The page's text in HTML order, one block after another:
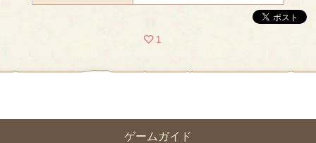
ゲームガイド
1